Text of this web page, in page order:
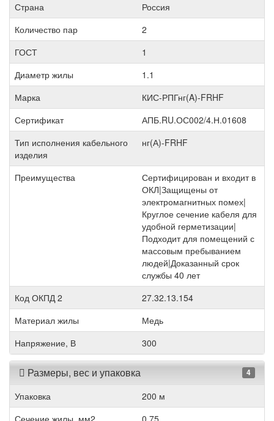
Страна
Россия
Количество пар
2
ГОСТ
1
Диаметр жилы
1.1
Марка
КИС-РПГнг(A)-FRHF
Сертификат
АПБ.RU.ОС002/4.Н.01608
Тип исполнения кабельного
изделия
нг(А)-FRHF
Преимущества
Сертифицирован и входит в
ОКЛ|Защищены от
электромагнитных помех|
Круглое сечение кабеля для
удобной герметизации|
Подходит для помещений с
массовым пребыванием
людей|Доказанный срок
службы 40 лет
Код ОКПД 2
27.32.13.154
Материал жилы
Медь
Напряжение, В
300
Размеры, вес и упаковка 4
Упаковка
200 м
Сечение жилы, мм2
0.75